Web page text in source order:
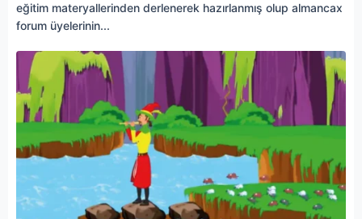
eğitim materyallerinden derlenerek hazırlanmış olup almancax
forum üyelerinin...